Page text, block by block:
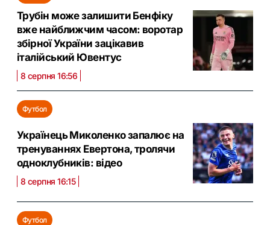
Трубін може залишити Бенфіку
вже найближчим часом: воротар
збірної України зацікавив
італійський Ювентус
8 серпня 16:56
Футбол
Українець Миколенко запалює на
тренуваннях Евертона, тролячи
одноклубників: відео
8 серпня 16:15
Футбол